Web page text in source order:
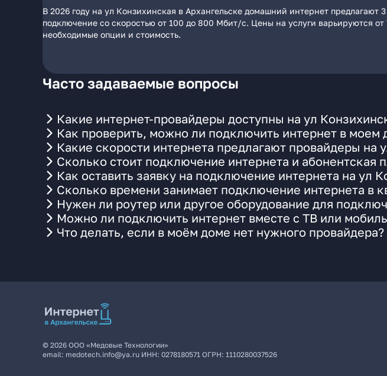
В 2026 году на ул Конзихинская в Архангельске домашний интернет
подключение со скоростью от 100 до 800 Мбит/с. Цены на услуги варьируются
необходимые опции и стоимость.
Часто задаваемые вопросы
Какие интернет-провайдеры доступны на ул
Как проверить, можно ли подключить интернет в моем
Какие скорости интернета предлагают провайдеры на
Сколько стоит подключение интернета и абонентская
Как оставить заявку на подключение интернета на ул
Сколько времени занимает подключение интернета в
Нужен ли роутер или другое оборудование для
Можно ли подключить интернет вместе с ТВ или
Что делать, если в моём доме нет нужного провайдера?
© 2026 ООО «Медовые Технологии»
email: medotech.info@ya.ru ИНН: 0278180571 ОГРН: 1110280037526